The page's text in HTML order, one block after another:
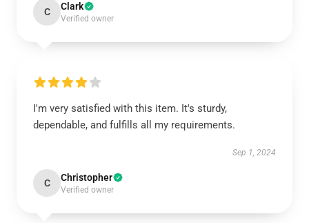
C Clark
Verified owner
I'm very satisfied with this item. It's sturdy,
dependable, and fulfills all my requirements.
Sep 1, 2024
C Christopher
Verified owner